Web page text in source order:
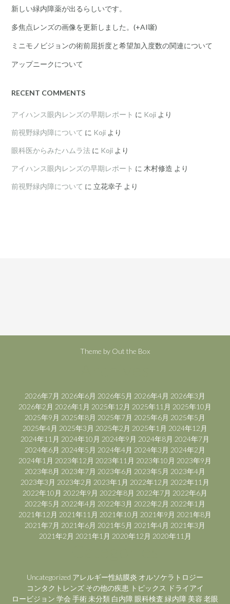
新しい緑内障薬が出るらしいです。
多焦点レンズの画像を更新しました。(+AI噺)
ミニモノビジョンの術前屈折度と希望加入度数の関連について
アップニークについて
RECENT COMMENTS
アイハンス眼内レンズの早期レポート に Koji より
前視野緑内障について に Koji より
眼科医からみたハムラ法 に Koji より
アイハンス眼内レンズの早期レポート に 木村修造 より
前視野緑内障について に 立花幸子 より
Theme by Out the Box
2026年7月 2026年6月 2026年5月 2026年4月 2026年3月
2026年2月 2026年1月 2025年12月 2025年11月 2025年10月
2025年9月 2025年8月 2025年7月 2025年6月 2025年5月
2025年4月 2025年3月 2025年2月 2025年1月 2024年12月
2024年11月 2024年10月 2024年9月 2024年8月 2024年7月
2024年6月 2024年5月 2024年4月 2024年3月 2024年2月
2024年1月 2023年12月 2023年11月 2023年10月 2023年9月
2023年8月 2023年7月 2023年6月 2023年5月 2023年4月
2023年3月 2023年2月 2023年1月 2022年12月 2022年11月
2022年10月 2022年9月 2022年8月 2022年7月 2022年6月
2022年5月 2022年4月 2022年3月 2022年2月 2022年1月
2021年12月 2021年11月 2021年10月 2021年9月 2021年8月
2021年7月 2021年6月 2021年5月 2021年4月 2021年3月
2021年2月 2021年1月 2020年12月 2020年11月
Uncategorized アレルギー性結膜炎 オルソケラトロジー
コンタクトレンズ その他の疾患 トピックス ドライアイ
ロービジョン 学会 手術 未分類 白内障 眼科検査 緑内障 美容 老眼